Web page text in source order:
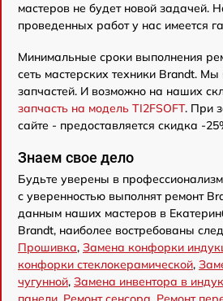
мастеров не будет новой задачей.
проведенных работ у нас имеется
Минимальные сроки выполнения
сеть мастерских техники Brandt.
запчастей. И возможно на наших
запчасть на модель TI2FSOFT. При
сайте - предоставляется скидка -
Знаем свое дело
Будьте уверены в
с уверенностью выполнят ремонт
данным наших мастеров в
Brandt, наиболее востребованы
Прошивка, Замена конфорки
конфорки стеклокерамической,
чугунной, Замена инвентора в